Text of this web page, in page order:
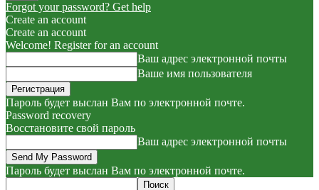
Forgot your password? Get help
Create an account
Create an account
Welcome! Register for an account
Ваш адрес электронной почты
Ваше имя пользователя
Пароль будет выслан Вам по электронной почте.
Password recovery
Восстановите свой пароль
Ваш адрес электронной почты
Пароль будет выслан Вам по электронной почте.